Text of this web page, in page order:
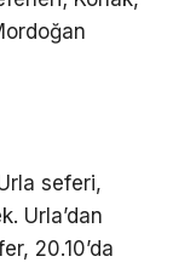
seferi,
Urla’dan
20.10’da